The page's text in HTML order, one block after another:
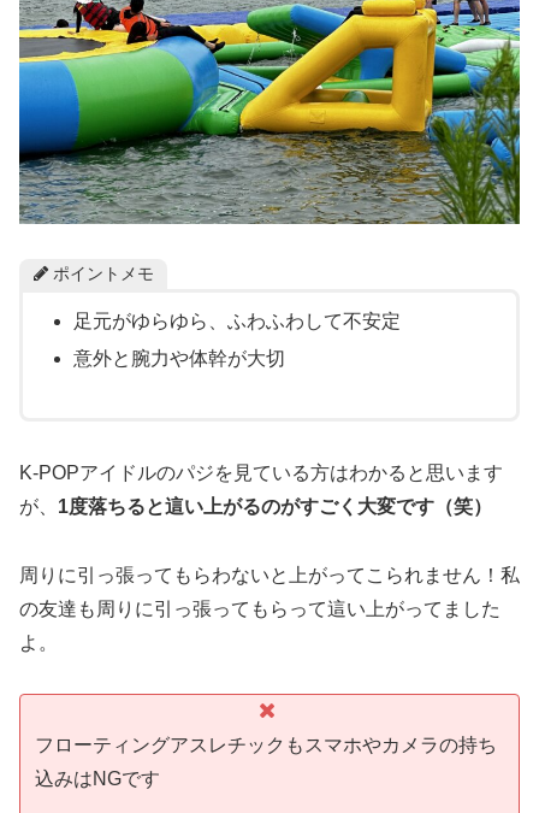
ポイントメモ
足元がゆらゆら、ふわふわして不安定
意外と腕力や体幹が大切
K-POPアイドルのパジを見ている方はわかると思います
が、 1度落ちると這い上がるのがすごく大変です（笑）
周りに引っ張ってもらわないと上がってこられません！私
の友達も周りに引っ張ってもらって這い上がってました
よ。
フローティングアスレチックもスマホやカメラの持ち
込みはNGです